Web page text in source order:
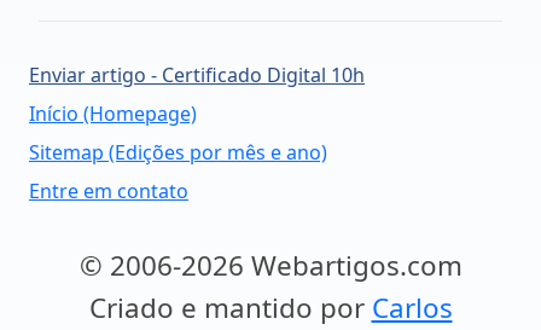
Enviar artigo - Certificado Digital 10h
Início (Homepage)
Sitemap (Edições por mês e ano)
Entre em contato
© 2006-2026 Webartigos.com
Criado e mantido por Carlos